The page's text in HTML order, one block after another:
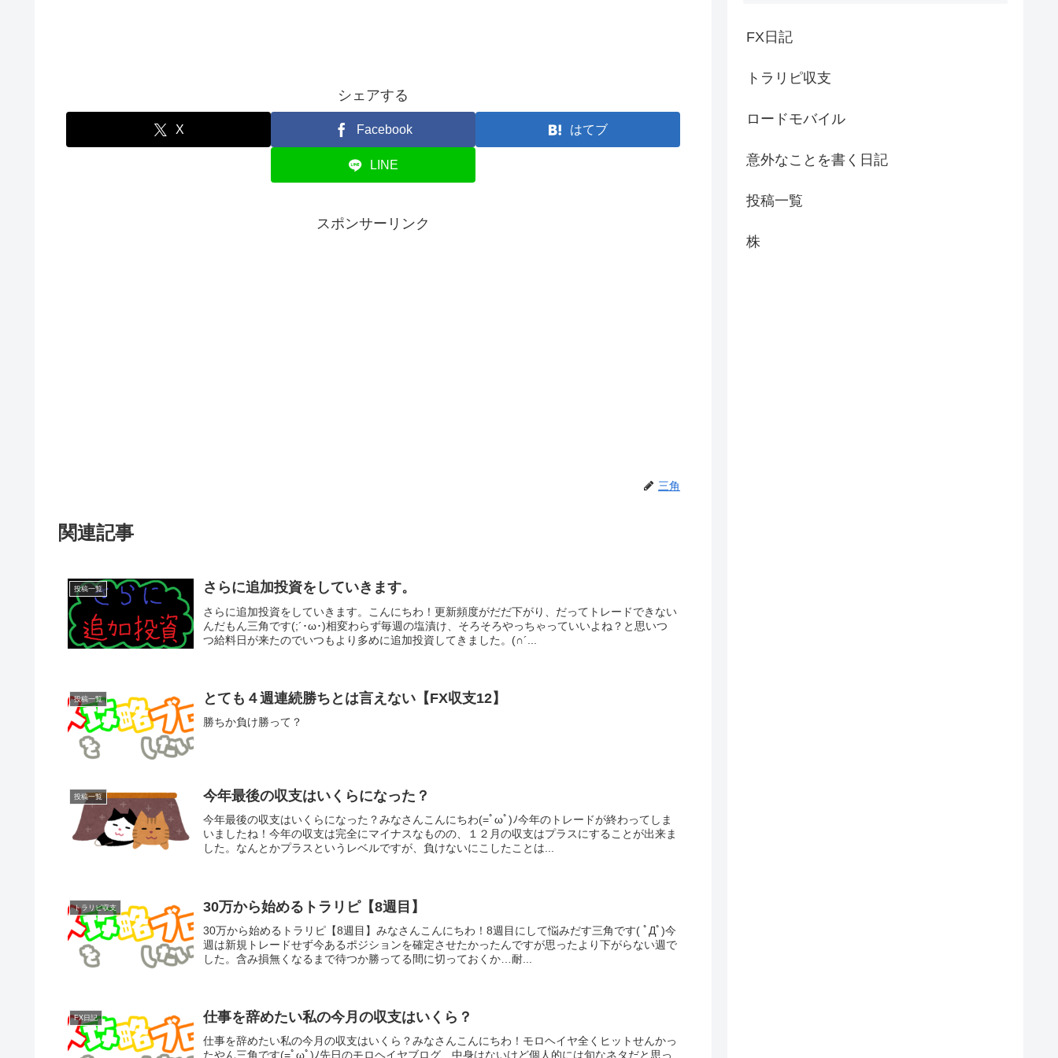
シェアする
X Facebook はてブ
LINE
スポンサーリンク
三角
関連記事
投稿一覧 さらに追加投資をしていきます。
さらに追加投資をしていきます。こんにちわ！更新頻度がだだ下がり、だってトレードできない
んだもん三角です(;´･ω･)相変わらず毎週の塩漬け、そろそろやっちゃっていいよね？と思いつ
つ給料日が来たのでいつもより多めに追加投資してきました。(∩´...
投稿一覧 とても４週連続勝ちとは言えない【FX収支12】
勝ちか負け勝って？
投稿一覧 今年最後の収支はいくらになった？
今年最後の収支はいくらになった？みなさんこんにちわ(=ﾟωﾟ)ﾉ今年のトレードが終わってしま
いましたね！今年の収支は完全にマイナスなものの、１２月の収支はプラスにすることが出来ま
した。なんとかプラスというレベルですが、負けないにこしたことは...
トラリピ収支 30万から始めるトラリピ【8週目】
30万から始めるトラリピ【8週目】みなさんこんにちわ！8週目にして悩みだす三角です( ﾟДﾟ)今
週は新規トレードせず今あるポジションを確定させたかったんですが思ったより下がらない週で
した。含み損無くなるまで待つか勝ってる間に切っておくか…耐...
FX日記 仕事を辞めたい私の今月の収支はいくら？
仕事を辞めたい私の今月の収支はいくら？みなさんこんにちわ！モロヘイヤ全くヒットせんかっ
たやん三角です(=ﾟωﾟ)ﾉ先日のモロヘイヤブログ、中身はないけど個人的には旬なネタだと思っ
FX日記
トラリピ収支
ロードモバイル
意外なことを書く日記
投稿一覧
株